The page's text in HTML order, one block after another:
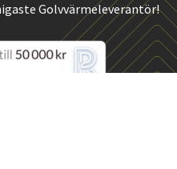
Golvvärmeleverantör!